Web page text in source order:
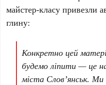
майстер-класу привезли
глину:
Конкретно цей
будемо ліпити — це
міста Слов’янськ. Ми